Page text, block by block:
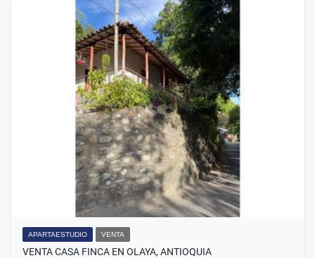
APARTAESTUDIO VENTA
VENTA CASA FINCA EN OLAYA, ANTIOQUIA